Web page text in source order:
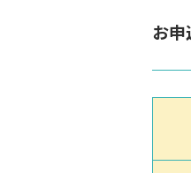
お申